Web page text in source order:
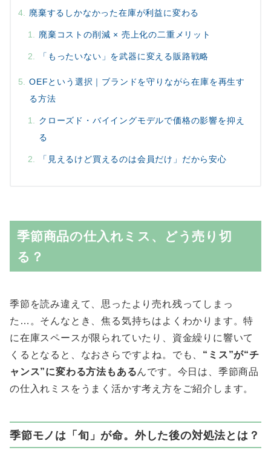
廃棄するしかなかった在庫が利益に変わる
廃棄コストの削減 × 売上化の二重メリット
「もったいない」を武器に変える販路戦略
OEFという選択｜ブランドを守りながら在庫を再生す
る方法
クローズド・バイイングモデルで価格の影響を抑え
る
「見えるけど買えるのは会員だけ」だから安心
季節商品の仕入れミス、どう売り切
る？
季節を読み違えて、思ったより売れ残ってしまっ
た…。そんなとき、焦る気持ちはよくわかります。特
に在庫スペースが限られていたり、資金繰りに響いて
くるとなると、なおさらですよね。でも、 “ミス”が“チ
ャンス”に変わる方法もあるんです。今日は、季節商品
の仕入れミスをうまく活かす考え方をご紹介します。
季節モノは「旬」が命。外した後の対処法とは？